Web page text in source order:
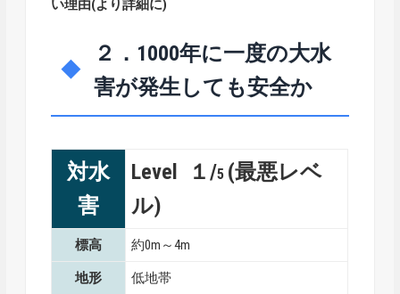
い理由(より詳細に)
２．1000年に一度の大水
害が発生しても安全か
対水
害
Level １/5 (最悪レベ
ル)
標高 約0m～4m
地形 低地帯